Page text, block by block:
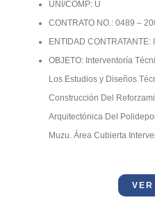
UNI/COMP: U
CONTRATO NO.: 0489 –
ENTIDAD CONTRATANTE:
OBJETO: Interventoría
Los Estudios y Diseños
Construcción Del
Arquitectónica Del
Muzu. Área Cubierta